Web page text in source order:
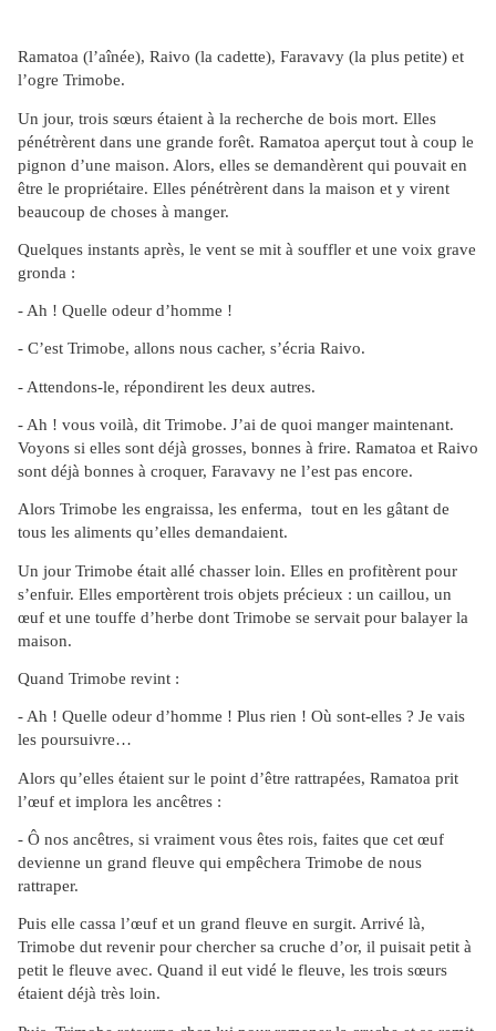
Ramatoa (l’aînée), Raivo (la cadette), Faravavy (la plus petite) et
l’ogre Trimobe.
Un jour, trois sœurs étaient à la recherche de bois mort. Elles
pénétrèrent dans une grande forêt. Ramatoa aperçut tout à coup le
pignon d’une maison. Alors, elles se demandèrent qui pouvait en
être le propriétaire. Elles pénétrèrent dans la maison et y virent
beaucoup de choses à manger.
Quelques instants après, le vent se mit à souffler et une voix grave
gronda :
- Ah ! Quelle odeur d’homme !
- C’est Trimobe, allons nous cacher, s’écria Raivo.
- Attendons-le, répondirent les deux autres.
- Ah ! vous voilà, dit Trimobe. J’ai de quoi manger maintenant.
Voyons si elles sont déjà grosses, bonnes à frire. Ramatoa et Raivo
sont déjà bonnes à croquer, Faravavy ne l’est pas encore.
Alors Trimobe les engraissa, les enferma, tout en les gâtant de
tous les aliments qu’elles demandaient.
Un jour Trimobe était allé chasser loin. Elles en profitèrent pour
s’enfuir. Elles emportèrent trois objets précieux : un caillou, un
œuf et une touffe d’herbe dont Trimobe se servait pour balayer la
maison.
Quand Trimobe revint :
- Ah ! Quelle odeur d’homme ! Plus rien ! Où sont-elles ? Je vais
les poursuivre…
Alors qu’elles étaient sur le point d’être rattrapées, Ramatoa prit
l’œuf et implora les ancêtres :
- Ô nos ancêtres, si vraiment vous êtes rois, faites que cet œuf
devienne un grand fleuve qui empêchera Trimobe de nous
rattraper.
Puis elle cassa l’œuf et un grand fleuve en surgit. Arrivé là,
Trimobe dut revenir pour chercher sa cruche d’or, il puisait petit à
petit le fleuve avec. Quand il eut vidé le fleuve, les trois sœurs
étaient déjà très loin.